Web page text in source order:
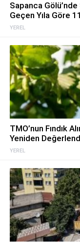
YEREL
Sapanca
Geçen Yıla Göre
YEREL
TMO’nun Fındık
Yeniden